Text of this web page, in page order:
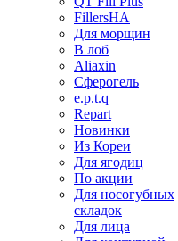
FillersHA
Для морщин
В лоб
Aliaxin
Сферогель
e.p.t.q
Repart
Новинки
Из Кореи
Для ягодиц
По акции
Для носогубных
складок
Для лица